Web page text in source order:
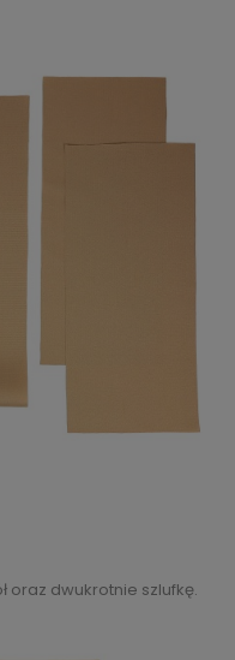
oraz dwukrotnie szlufkę.